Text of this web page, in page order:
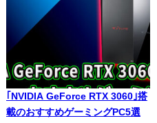
｢NVIDIA GeForce RTX 3060｣搭
載のおすすめゲーミングPC5選